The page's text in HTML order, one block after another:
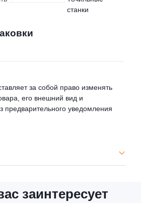
станки
за собой право изменять
его внешний вид и
предварительного уведомления
заинтересует